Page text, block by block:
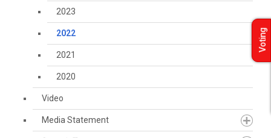
2023
2022
2021
2020
Video
Media Statement
Voting